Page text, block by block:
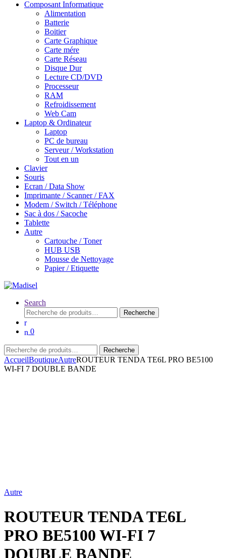
Composant Informatique
Alimentation
Batterie
Boitier
Carte Graphique
Carte mére
Carte Réseau
Disque Dur
Lecture CD/DVD
Processeur
RAM
Refroidissement
Web Cam
Laptop & Ordinateur
Laptop
PC de bureau
Serveur / Workstation
Tout en un
Clavier
Souris
Ecran / Data Show
Imprimante / Scanner / FAX
Modem / Switch / Téléphone
Sac à dos / Sacoche
Tablette
Autre
Cartouche / Toner
HUB USB
Mousse de Nettoyage
Papier / Etiquette
Search
Recherche
pour :
Recherche
0
Recherche
pour :
Recherche
AccueilBoutiqueAutreROUTEUR TENDA TE6L PRO BE5100
WI-FI 7 DOUBLE BANDE
Autre
ROUTEUR TENDA TE6L
PRO BE5100 WI-FI 7
DOUBLE BANDE